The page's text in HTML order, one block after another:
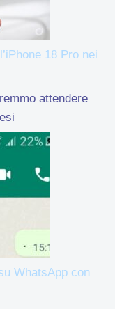
18 Pro nei
attendere
WhatsApp con